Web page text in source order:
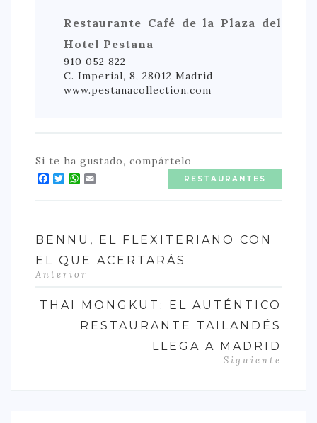
Restaurante Café de la Plaza del
Hotel Pestana
910 052 822
C. Imperial, 8, 28012 Madrid
www.pestanacollection.com
Si te ha gustado, compártelo
Facebook
TwitterWhatsApp RESTAURANTES
BENNU, EL FLEXITERIANO CON
EL QUE ACERTARÁS
Anterior
THAI MONGKUT: EL AUTÉNTICO
RESTAURANTE TAILANDÉS
LLEGA A MADRID
Siguiente